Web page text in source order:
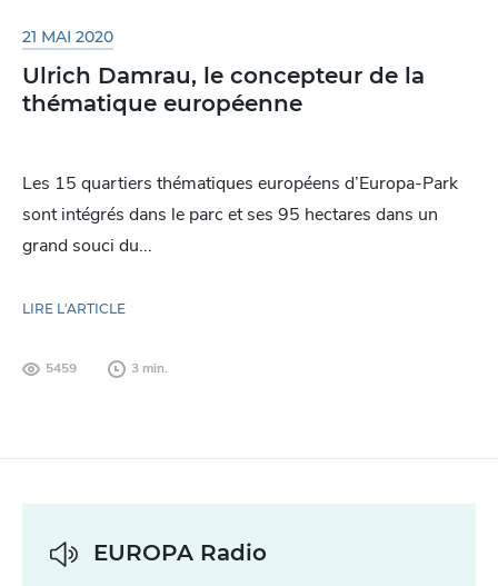
21 MAI 2020
Ulrich Damrau, le concepteur de la
thématique européenne
Les 15 quartiers thématiques européens d’Europa-Park
sont intégrés dans le parc et ses 95 hectares dans un
grand souci du...
LIRE L'ARTICLE
5459 3 min.
EUROPA Radio